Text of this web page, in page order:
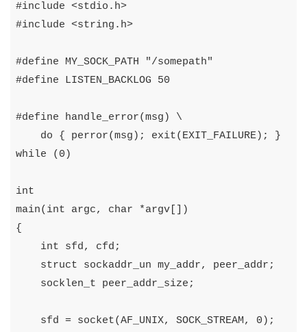
#include <stdio . h>
#include <string . h>
#define MY_SOCK_PATH
"/somepath"
#define LISTEN_BACKLOG 50
#define handle_error(msg )
\
do
{ perror(msg ); exit( EXIT_FAILURE);
}
while
( 0 )
int
main( int argc, char *argv[])
{
int
sfd, cfd ;
struct
sockaddr_un my_addr, peer_addr ;
socklen_t
peer_addr_size ;
sfd = socket(AF_UNIX, SOCK_STREAM, 0 );